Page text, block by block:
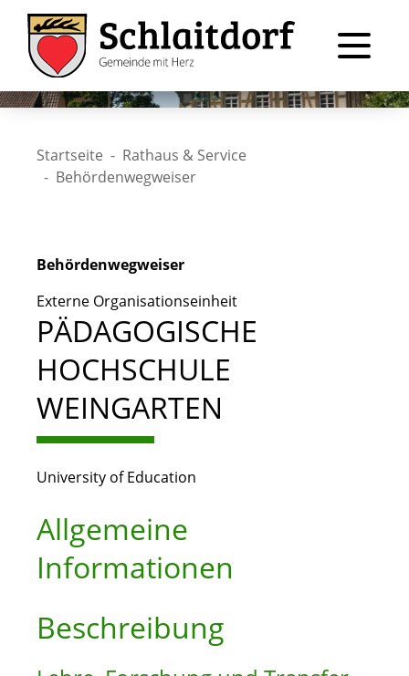
Startseite
Rathaus & Service
Behördenwegweiser
Behördenwegweiser
Externe Organisationseinheit
PÄDAGOGISCHE
HOCHSCHULE
WEINGARTEN
University of Education
Allgemeine
Informationen
Beschreibung